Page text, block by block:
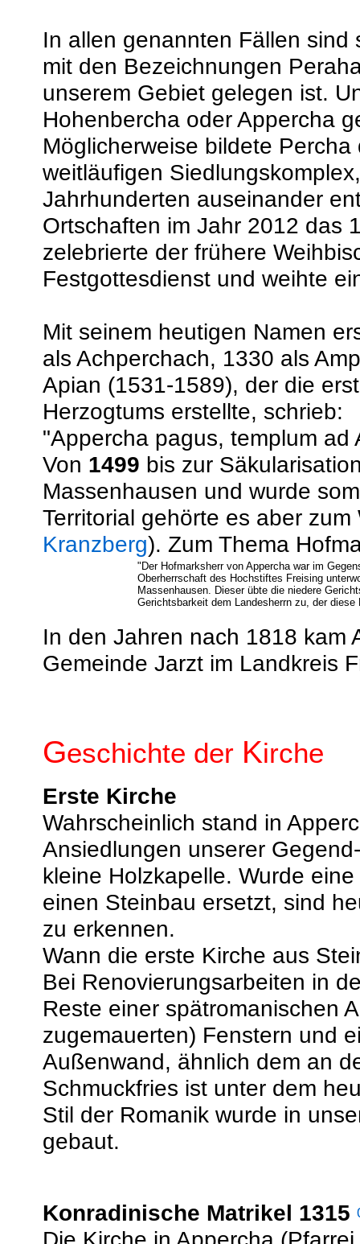
In allen genannten Fällen sind
mit den Bezeichnungen
unserem Gebiet gelegen ist.
Hohenbercha oder Appercha
Möglicherweise bildete
weitläufigen
Jahrhunderten auseinander
Ortschaften im Jahr 2012 das
zelebrierte der frühere
Festgottesdienst und weihte
Mit seinem heutigen Namen
als Achperchach, 1330 als
Apian (1531-1589), der die
Herzogtums erstellte, schrieb:
"Appercha pagus, templum
Von 1499 bis zur
Massenhausen und wurde
Territorial gehörte es aber
Kranzberg). Zum Thema
"Der Hofmarksherr von Appercha war im
Oberherrschaft des Hochstiftes Freising
Massenhausen. Dieser übte die niedere
Gerichtsbarkeit dem Landesherrn zu, der
In den Jahren nach 1818 kam
Gemeinde Jarzt im Landkreis
Geschichte der Kirche
Erste Kirche
Wahrscheinlich stand in
Ansiedlungen unserer
kleine Holzkapelle. Wurde
einen Steinbau ersetzt, sind
zu erkennen.
Wann die erste Kirche aus
Bei Renovierungsarbeiten in
Reste einer spätromanischen
zugemauerten) Fenstern und
Außenwand, ähnlich dem an
Schmuckfries ist unter dem
Stil der Romanik wurde in
gebaut.
Konradinische Matrikel 1315